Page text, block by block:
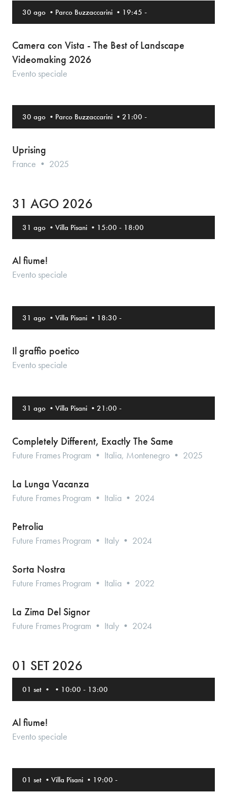
30 ago • Parco Buzzaccarini • 19:45 -
Camera con Vista - The Best of Landscape
Videomaking 2026
Evento speciale
30 ago • Parco Buzzaccarini • 21:00 -
Uprising
France • 2025
31 AGO 2026
31 ago • Villa Pisani • 15:00 - 18:00
Al fiume!
Evento speciale
31 ago • Villa Pisani • 18:30 -
Il graffio poetico
Evento speciale
31 ago • Villa Pisani • 21:00 -
Completely Different, Exactly The Same
Future Frames Program • Italia, Montenegro • 2025
La Lunga Vacanza
Future Frames Program • Italia • 2024
Petrolia
Future Frames Program • Italy • 2024
Sorta Nostra
Future Frames Program • Italia • 2022
La Zima Del Signor
Future Frames Program • Italy • 2024
01 SET 2026
01 set • • 10:00 - 13:00
Al fiume!
Evento speciale
01 set • Villa Pisani • 19:00 -